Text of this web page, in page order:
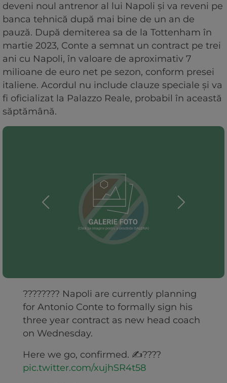
deveni noul antrenor al lui Napoli și va reveni pe
banca tehnică după mai bine de un an de
pauză. După demiterea sa de la Tottenham în
martie 2023, Conte a semnat un contract pe trei
ani cu Napoli, în valoare de aproximativ 7
milioane de euro net pe sezon, conform presei
italiene. Acordul nu include clauze speciale și va
fi oficializat la Palazzo Reale, probabil în această
săptămână.
???????? Napoli are currently planning
for Antonio Conte to formally sign his
three year contract as new head coach
on Wednesday.
Here we go, confirmed. ✍????
pic.twitter.com/xujhSR4t58